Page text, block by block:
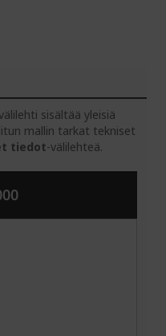
sisältää yleisiä
mallin tarkat tekniset
tiedot-välilehteä.